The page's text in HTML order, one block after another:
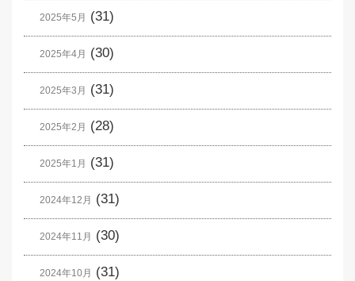
2025年5月 (31)
2025年4月 (30)
2025年3月 (31)
2025年2月 (28)
2025年1月 (31)
2024年12月 (31)
2024年11月 (30)
2024年10月 (31)